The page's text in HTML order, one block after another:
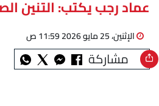
عماد رجب يكتب: التنين
الإثنين، 25 مايو 2026 11:59 ص
مشاركة